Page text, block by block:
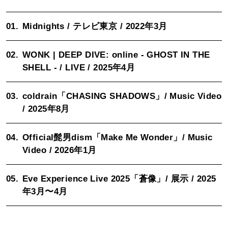
01. Midnights / テレビ東京 / 2022年3月
02. WONK | DEEP DIVE: online - GHOST IN THE
SHELL - / LIVE / 2025年4月
03. coldrain「CHASING SHADOWS」/ Music Video
/ 2025年8月
04. Official髭男dism「Make Me Wonder」/ Music
Video / 2026年1月
05. Eve Experience Live 2025「蒼像」/ 展示 / 2025
年3月〜4月